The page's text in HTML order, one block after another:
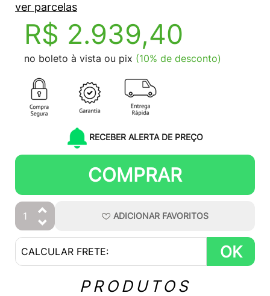
ver parcelas
R$ 2.939,40
no boleto à vista ou pix (10% de desconto)
RECEBER ALERTA DE PREÇO
COMPRAR
ADICIONAR FAVORITOS
OK
PRODUTOS